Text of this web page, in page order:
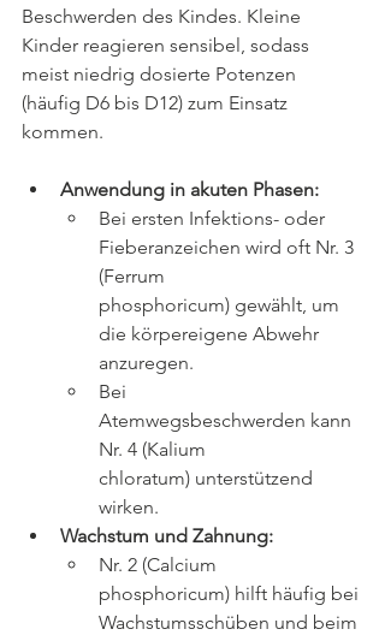
Beschwerden des Kindes. Kleine
Kinder reagieren sensibel, sodass
meist niedrig dosierte Potenzen
(häufig D6 bis D12) zum Einsatz
kommen.
Anwendung in akuten Phasen:
Bei ersten Infektions- oder
Fieberanzeichen wird oft Nr. 3
(Ferrum
phosphoricum) gewählt, um
die körpereigene Abwehr
anzuregen.
Bei
Atemwegsbeschwerden kann
Nr. 4 (Kalium
chloratum) unterstützend
wirken.
Wachstum und Zahnung:
Nr. 2 (Calcium
phosphoricum) hilft häufig bei
Wachstumsschüben und beim